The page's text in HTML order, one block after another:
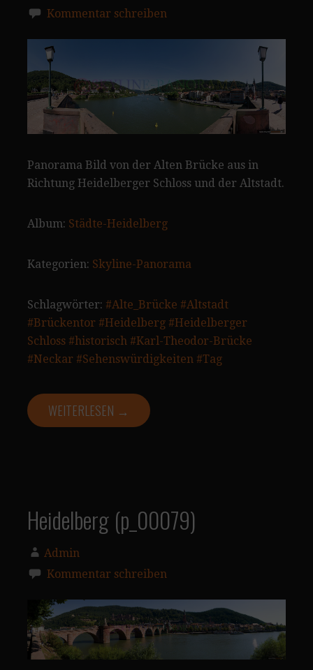
Kommentar schreiben
Panorama Bild von der Alten Brücke aus in
Richtung Heidelberger Schloss und der Altstadt.
Album: Städte-Heidelberg
Kategorien: Skyline-Panorama
Schlagwörter: #Alte_Brücke #Altstadt
#Brückentor #Heidelberg #Heidelberger
Schloss #historisch #Karl-Theodor-Brücke
#Neckar #Sehenswürdigkeiten #Tag
WEITERLESEN →
Heidelberg (p_00079)
Admin
Kommentar schreiben